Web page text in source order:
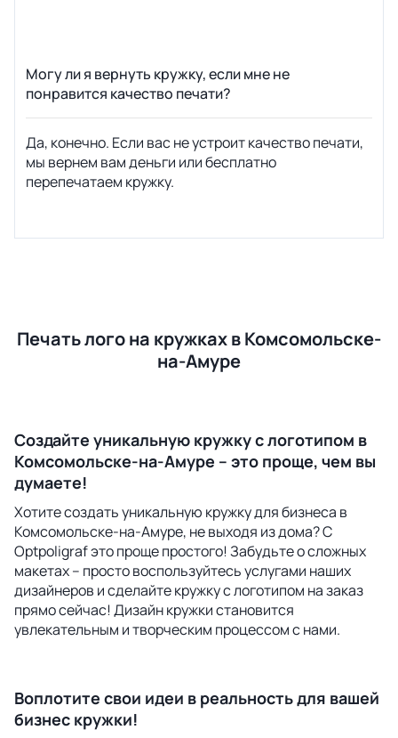
Могу ли я вернуть кружку, если мне не
понравится качество печати?
Да, конечно. Если вас не устроит качество печати,
мы вернем вам деньги или бесплатно
перепечатаем кружку.
Печать лого на кружках в Комсомольске-
на-Амуре
Создайте уникальную кружку с логотипом в
Комсомольске-на-Амуре – это проще, чем вы
думаете!
Хотите создать уникальную кружку для бизнеса в
Комсомольске-на-Амуре, не выходя из дома? С
Optpoligraf это проще простого! Забудьте о сложных
макетах – просто воспользуйтесь услугами наших
дизайнеров и сделайте кружку с логотипом на заказ
прямо сейчас! Дизайн кружки становится
увлекательным и творческим процессом с нами.
Воплотите свои идеи в реальность для вашей
бизнес кружки!